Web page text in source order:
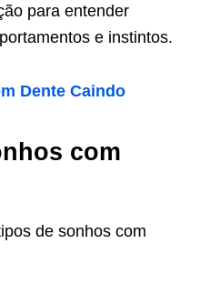
para entender
e instintos.
Dente Caindo
com
de sonhos com